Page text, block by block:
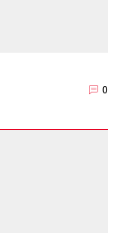
0